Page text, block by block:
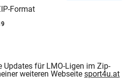
Format
Updates für LMO-Ligen im Zip-
weiteren Webseite sport4u.at